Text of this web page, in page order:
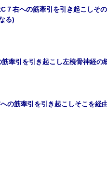
７右への筋牽引を引き起こしそ
る)
筋牽引を引き起こし左橈骨神経の
の筋牽引を引き起こしそこを経